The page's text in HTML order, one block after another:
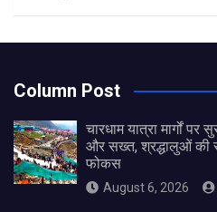
Column Post
चारधाम यात्रा मार्गों पर
और सख्त, श्रद्धालुओं की
फोकस
August 6, 2026